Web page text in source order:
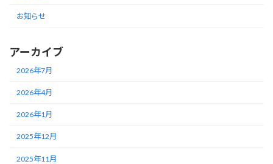
お知らせ
アーカイブ
2026年7月
2026年4月
2026年1月
2025年12月
2025年11月